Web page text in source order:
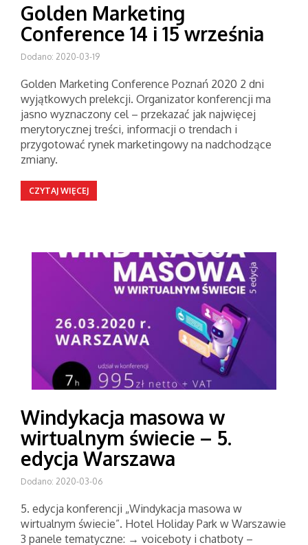
Golden Marketing
Conference 14 i 15 września
Dodano: 2020-03-19
Golden Marketing Conference Poznań 2020 2 dni
wyjątkowych prelekcji. Organizator konferencji ma
jasno wyznaczony cel – przekazać jak najwięcej
merytorycznej treści, informacji o trendach i
przygotować rynek marketingowy na nadchodzące
zmiany.
CZYTAJ WIĘCEJ
Windykacja masowa w
wirtualnym świecie – 5.
edycja Warszawa
Dodano: 2020-03-06
5. edycja konferencji „Windykacja masowa w
wirtualnym świecie”. Hotel Holiday Park w Warszawie
3 panele tematyczne: → voiceboty i chatboty –